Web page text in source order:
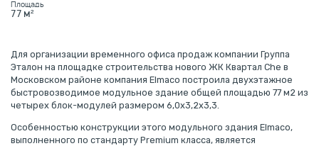
Площадь
77 м²
Для организации временного офиса продаж компании Группа
Эталон на площадке строительства нового ЖК Квартал Che в
Московском районе компания Elmaco построила двухэтажное
быстровозводимое модульное здание общей площадью 77 м2 из
четырех блок-модулей размером 6,0х3,2х3,3.
Особенностью конструкции этого модульного здания Elmaco,
выполненного по стандарту Premium класса, является